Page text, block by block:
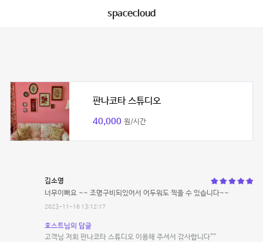
spacecloud
판나코타 스튜디오
40,000 원/시간
김소영
너무이뻐요 ~~ 조명구비되있어서 어두워도 찍을 수 있습니다~~
2023-11-16 13:12:17
호스트님의 답글
고객님 저희 판나코타 스튜디오 이용해 주셔서 감사합니다^^